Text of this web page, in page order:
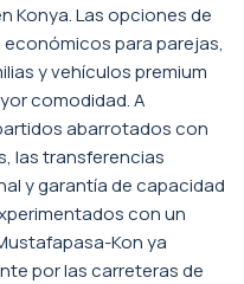
Konya. Las opciones de
para parejas,
y vehículos premium
comodidad. A
abarrotados con
las transferencias
y garantía de capacidad
con un
Kon ya
por las carreteras de